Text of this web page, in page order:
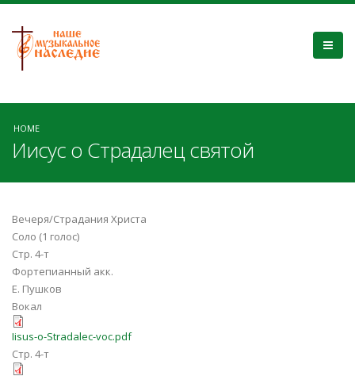
HOME
Иисус о Страдалец святой
Вечеря/Страдания Христа
Соло (1 голос)
Стр. 4-т
Фортепианный акк.
Е. Пушков
Вокал
Iisus-o-Stradalec-voc.pdf
Стр. 4-т